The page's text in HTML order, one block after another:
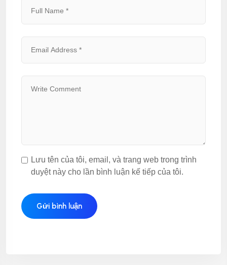
Lưu tên của tôi, email, và trang web trong trình
duyệt này cho lần bình luận kế tiếp của tôi.